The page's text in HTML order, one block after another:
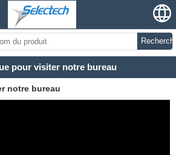
pour visiter notre bureau
notre bureau